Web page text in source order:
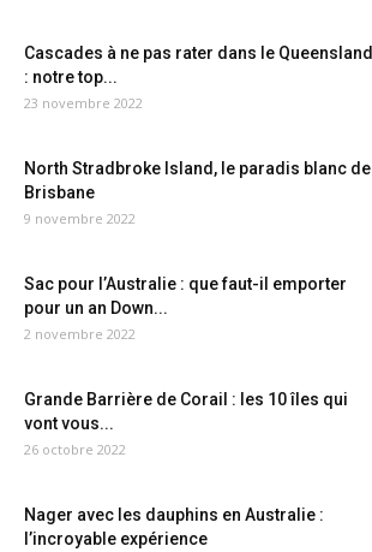
Cascades à ne pas rater dans le Queensland
: notre top...
23 novembre 2022
North Stradbroke Island, le paradis blanc de
Brisbane
9 novembre 2022
Sac pour l’Australie : que faut-il emporter
pour un an Down...
2 novembre 2022
Grande Barrière de Corail : les 10 îles qui
vont vous...
26 octobre 2022
Nager avec les dauphins en Australie :
l’incroyable expérience